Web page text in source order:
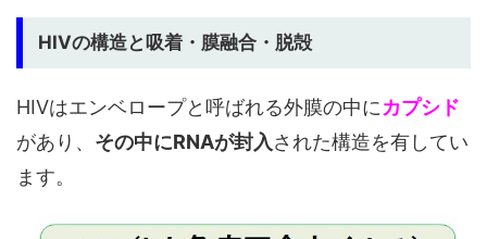
HIVの構造と吸着・膜融合・脱殻
HIVはエンベロープと呼ばれる外膜の中にカプシド
があり、 その中にRNAが封入された構造を有してい
ます。